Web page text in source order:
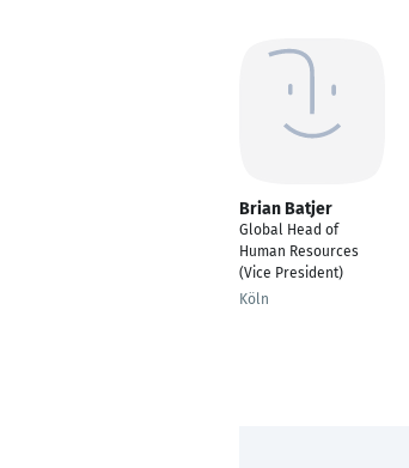
Brian Batjer
Global Head of
Human Resources
(Vice President)
Köln